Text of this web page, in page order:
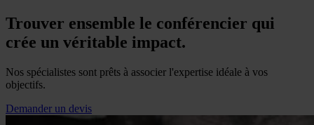
Trouver ensemble le conférencier qui
crée un véritable impact.
Nos spécialistes sont prêts à associer l'expertise idéale à vos
objectifs.
Demander un devis